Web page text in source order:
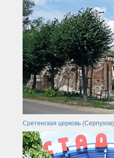
Сретенская церковь (Серпухов)